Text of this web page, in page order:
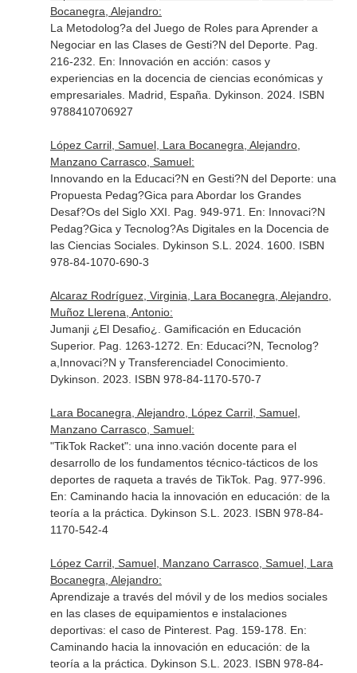
Bocanegra, Alejandro:
La Metodolog?a del Juego de Roles para Aprender a
Negociar en las Clases de Gesti?N del Deporte. Pag.
216-232. En: Innovación en acción: casos y
experiencias en la docencia de ciencias económicas y
empresariales. Madrid, España. Dykinson. 2024. ISBN
9788410706927
López Carril, Samuel, Lara Bocanegra, Alejandro,
Manzano Carrasco, Samuel:
Innovando en la Educaci?N en Gesti?N del Deporte: una
Propuesta Pedag?Gica para Abordar los Grandes
Desaf?Os del Siglo XXI. Pag. 949-971. En: Innovaci?N
Pedag?Gica y Tecnolog?As Digitales en la Docencia de
las Ciencias Sociales. Dykinson S.L. 2024. 1600. ISBN
978-84-1070-690-3
Alcaraz Rodríguez, Virginia, Lara Bocanegra, Alejandro,
Muñoz Llerena, Antonio:
Jumanji ¿El Desafio¿. Gamificación en Educación
Superior. Pag. 1263-1272. En: Educaci?N, Tecnolog?
a,Innovaci?N y Transferenciadel Conocimiento.
Dykinson. 2023. ISBN 978-84-1170-570-7
Lara Bocanegra, Alejandro, López Carril, Samuel,
Manzano Carrasco, Samuel:
"TikTok Racket": una inno.vación docente para el
desarrollo de los fundamentos técnico-tácticos de los
deportes de raqueta a través de TikTok. Pag. 977-996.
En: Caminando hacia la innovación en educación: de la
teoría a la práctica . Dykinson S.L. 2023. ISBN 978-84-
1170-542-4
López Carril, Samuel, Manzano Carrasco, Samuel, Lara
Bocanegra, Alejandro:
Aprendizaje a través del móvil y de los medios sociales
en las clases de equipamientos e instalaciones
deportivas: el caso de Pinterest. Pag. 159-178. En:
Caminando hacia la innovación en educación: de la
teoría a la práctica . Dykinson S.L. 2023. ISBN 978-84-